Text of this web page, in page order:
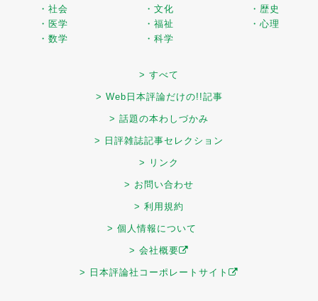
・社会
・文化
・歴史
・医学
・福祉
・心理
・数学
・科学
> すべて
> Web日本評論だけの!!記事
> 話題の本わしづかみ
> 日評雑誌記事セレクション
> リンク
> お問い合わせ
> 利用規約
> 個人情報について
> 会社概要
> 日本評論社コーポレートサイト